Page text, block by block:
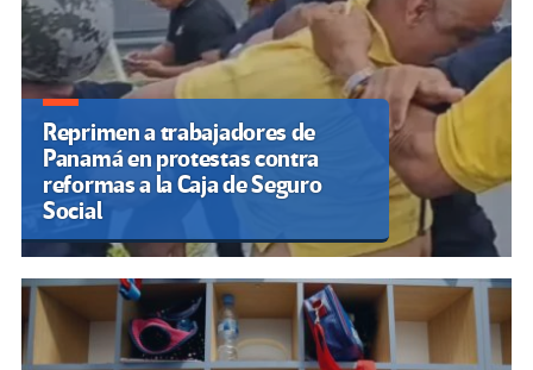
Reprimen a trabajadores de
Panamá en protestas contra
reformas a la Caja de Seguro
Social